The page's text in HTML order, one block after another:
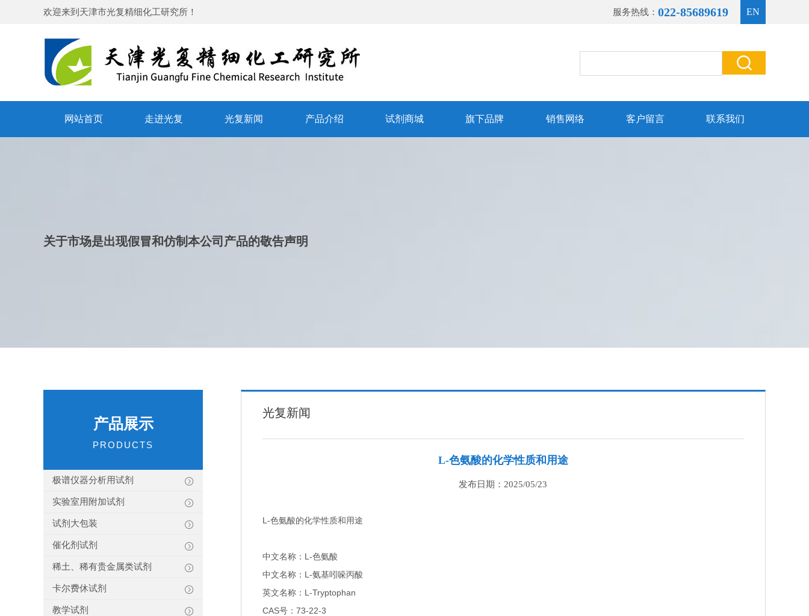
欢迎来到 天津市光复精细化工研究所 ！ 服务热线： 022-85689619 EN
网站首页 走进光复 光复新闻 产品介绍 试剂商城 旗下品牌 销售网络 客户留言 联系我们
关于市场是出现假冒和仿制本公司产品的敬告声明
产品展示
PRODUCTS
极谱仪器分析用试剂
实验室用附加试剂
试剂大包装
催化剂试剂
稀土、稀有贵金属类试剂
卡尔费休试剂
教学试剂
光复新闻
L-色氨酸的化学性质和用途
发布日期：2025/05/23
L-色氨酸的化学性质和用途
中文名称：L-色氨酸
中文名称：L-氨基吲哚丙酸
英文名称：L-Tryptophan
CAS号：73-22-3